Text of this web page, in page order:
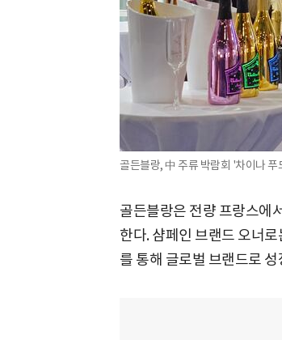
골든블랑, 中 주류 박람회 '차이나
골든블랑은 전량 프랑스에
한다. 샴페인 브랜드 오너
를 통해 글로벌 브랜드로